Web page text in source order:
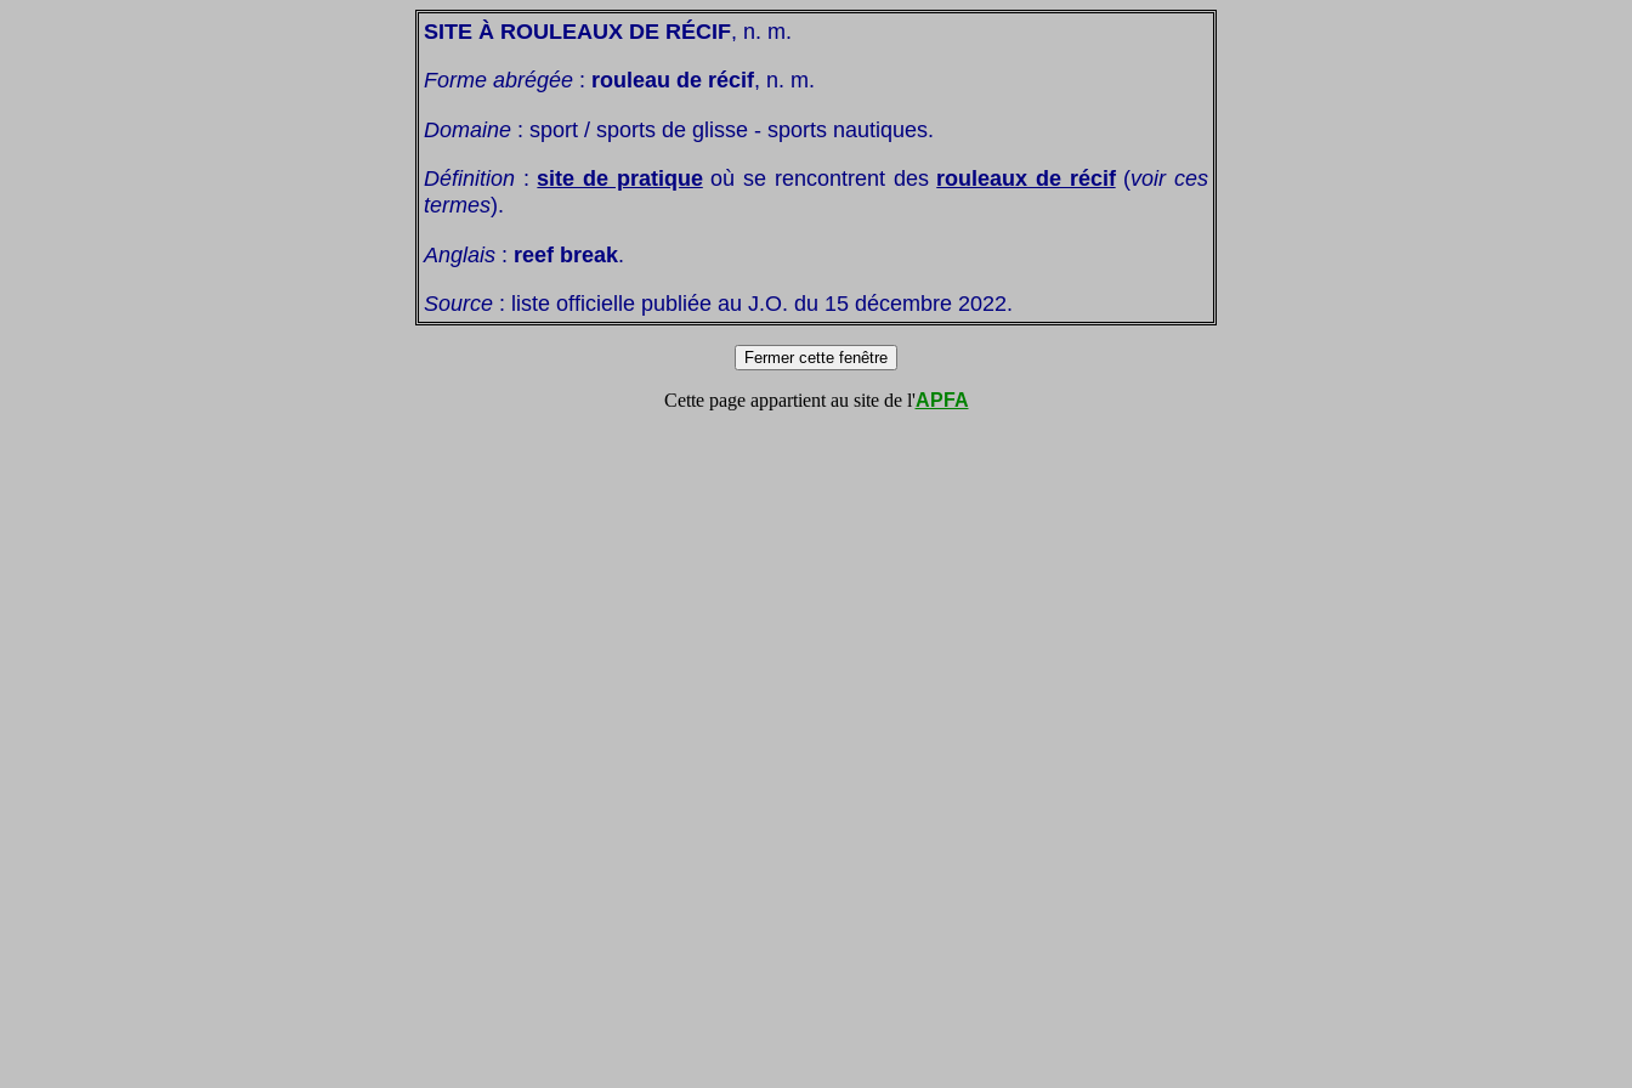
SITE À ROULEAUX DE RÉCIF, n. m.
Forme abrégée : rouleau de récif, n. m.
Domaine : sport / sports de glisse - sports nautiques.
Définition :site de pratiqueoù se rencontrent des rouleaux de récif(voir ces
termes).
Anglais : reef break.
Source : liste officielle publiée au J.O. du 15 décembre 2022.
Cette page appartient au site de l'APFA